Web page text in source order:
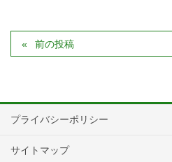
前の投稿
プライバシーポリシー
サイトマップ